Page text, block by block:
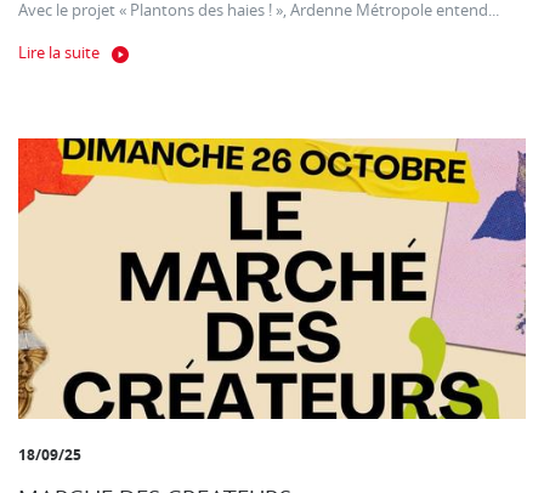
Avec le projet « Plantons des haies ! », Ardenne Métropole entend...
Lire la suite
18/09/25